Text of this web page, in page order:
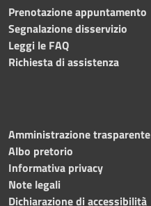
Prenotazione appuntamento
Segnalazione disservizio
Leggi le FAQ
Richiesta di assistenza
Amministrazione trasparente
Albo pretorio
Informativa privacy
Note legali
Dichiarazione di accessibilità